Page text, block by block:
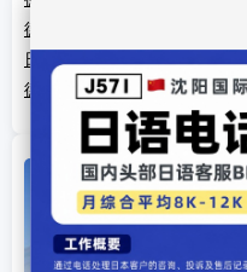
德富芦花《芦花》
日本小说家德富芦花
德富芦花